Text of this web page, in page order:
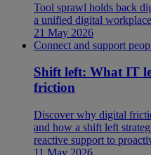
Tool sprawl holds back
a unified digital
21 May 2026
Connect and support
Shift left: What IT
friction
Discover why digital
and how a shift left
reactive support to
11 May 2026